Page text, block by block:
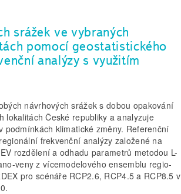
srážek ve vybraných
pomocí geostatistického
analýzy s využitím
návrhových srážek s dobou opakování
lokalitách České republiky a analyzuje
podmínkách klimatické změny. Referenční
frekvenční analýzy založené na
rozdělení a odhadu parametrů metodou L-
veny z vícemodelového ensemblu regio­
pro scénáře RCP2.6, RCP4.5 a RCP8.5 v